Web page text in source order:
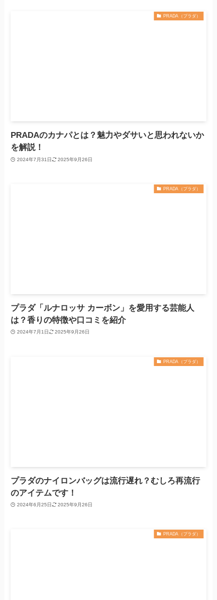
PRADA（プラダ）
PRADAのカナパとは？魅力やダサいと思われないか
を解説！
2024年7月31日 2025年9月26日
PRADA（プラダ）
プラダ「ルナロッサ カーボン」を愛用する芸能人
は？香りの特徴や口コミを紹介
2024年7月1日 2025年9月26日
PRADA（プラダ）
プラダのナイロンバッグは流行遅れ？むしろ再流行
のアイテムです！
2024年6月25日 2025年9月26日
PRADA（プラダ）